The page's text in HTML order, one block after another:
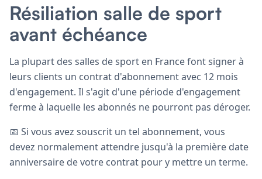
Résiliation salle de sport
avant échéance
La plupart des salles de sport en France font signer à
leurs clients un contrat d'abonnement avec 12 mois
d'engagement. Il s'agit d'une période d'engagement
ferme à laquelle les abonnés ne pourront pas déroger.
📅 Si vous avez souscrit un tel abonnement, vous
devez normalement attendre jusqu'à la première date
anniversaire de votre contrat pour y mettre un terme.